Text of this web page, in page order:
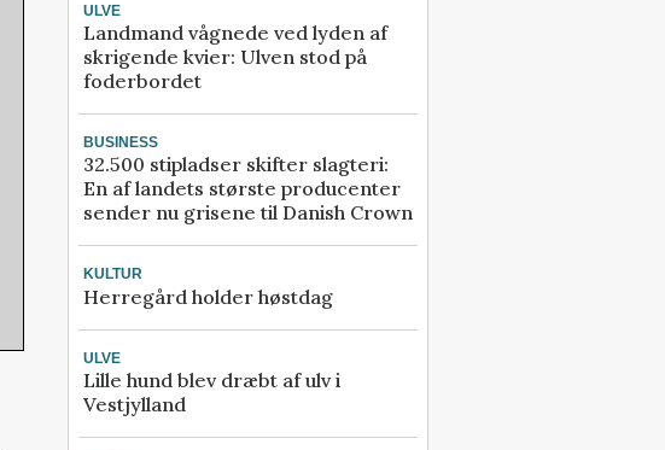
ULVE
Landmand vågnede ved lyden af
skrigende kvier: Ulven stod på
foderbordet
BUSINESS
32.500 stipladser skifter slagteri:
En af landets største producenter
sender nu grisene til Danish Crown
KULTUR
Herregård holder høstdag
ULVE
Lille hund blev dræbt af ulv i
Vestjylland